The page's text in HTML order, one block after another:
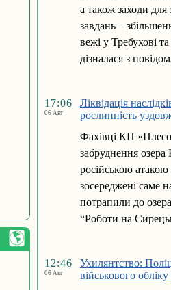
а також заходи
завдань –
вежі у Требухові
дізналася з
17:06
06 Авг
Ліквідація
рослинність
Фахівці КП
забруднення
російською
зосереджені саме
потрапили до
“Роботи на
12:46
06 Авг
Ухилянтство:
військового